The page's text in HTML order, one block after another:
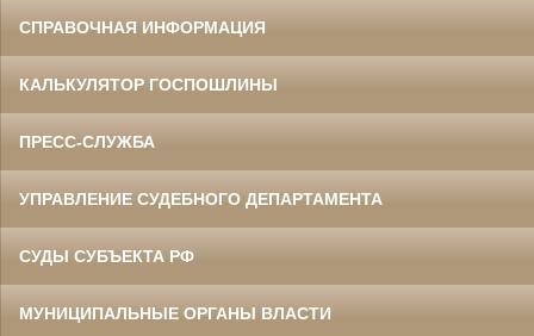
СПРАВОЧНАЯ ИНФОРМАЦИЯ
КАЛЬКУЛЯТОР ГОСПОШЛИНЫ
ПРЕСС-СЛУЖБА
УПРАВЛЕНИЕ СУДЕБНОГО ДЕПАРТАМЕНТА
СУДЫ СУБЪЕКТА РФ
МУНИЦИПАЛЬНЫЕ ОРГАНЫ ВЛАСТИ